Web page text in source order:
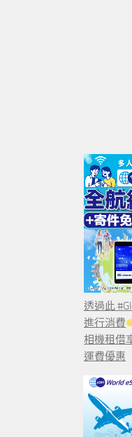
透過此
進行消費
相機租借
運費優惠